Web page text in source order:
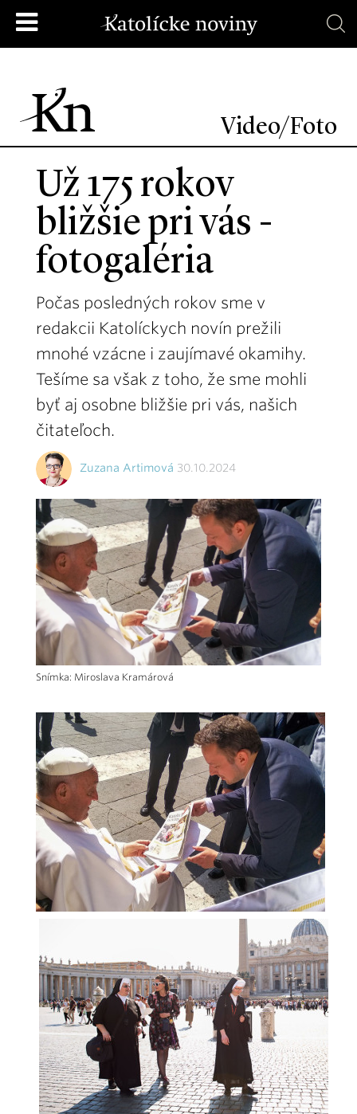
Video/Foto
Už 175 rokov
bližšie pri vás -
fotogaléria
Počas posledných rokov sme v
redakcii Katolíckych novín prežili
mnohé vzácne i zaujímavé okamihy.
Tešíme sa však z toho, že sme mohli
byť aj osobne bližšie pri vás, našich
čitateľoch.
Zuzana Artimová 30.10.2024
Snímka: Miroslava Kramárová